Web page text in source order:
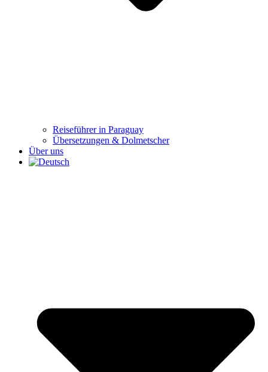
Reiseführer in Paraguay
Übersetzungen & Dolmetscher
Über uns